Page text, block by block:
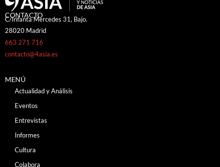
CONTACTO
C/Infanta Mercedes 31, Bajo.
28020 Madrid
663 271 716
contacto@4asia.es
MENÚ
Actualidad y Análisis
Eventos
Entrevistas
Informes
Cultura
Colabora